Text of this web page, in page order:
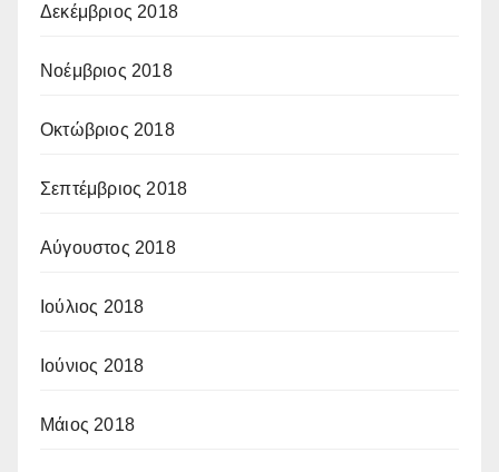
Δεκέμβριος 2018
Νοέμβριος 2018
Οκτώβριος 2018
Σεπτέμβριος 2018
Αύγουστος 2018
Ιούλιος 2018
Ιούνιος 2018
Μάιος 2018